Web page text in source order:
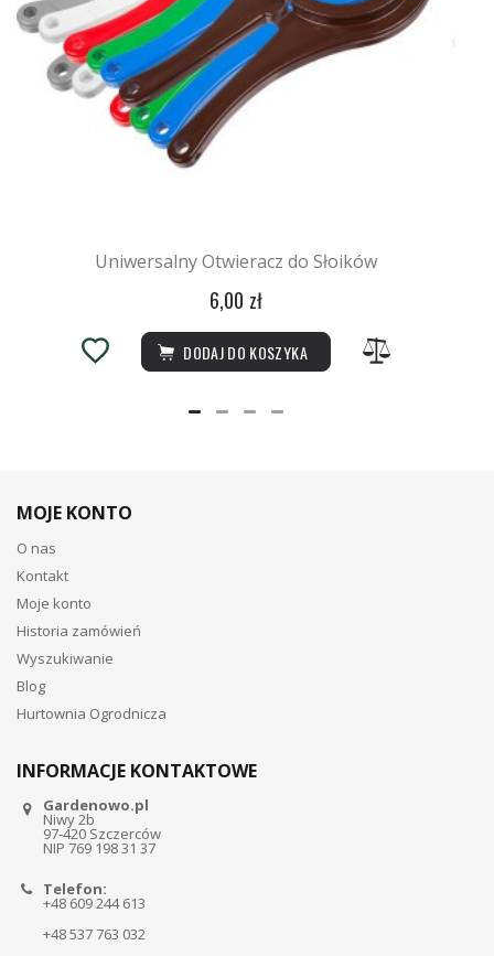
Uniwersalny Otwieracz do Słoików
6,00 zł
DODAJ DO KOSZYKA
MOJE KONTO
O nas
Kontakt
Moje konto
Historia zamówień
Wyszukiwanie
Blog
Hurtownia Ogrodnicza
INFORMACJE KONTAKTOWE
Gardenowo.pl
Niwy 2b
97-420 Szczerców
NIP 769 198 31 37
Telefon:
+48 609 244 613
+48 537 763 032